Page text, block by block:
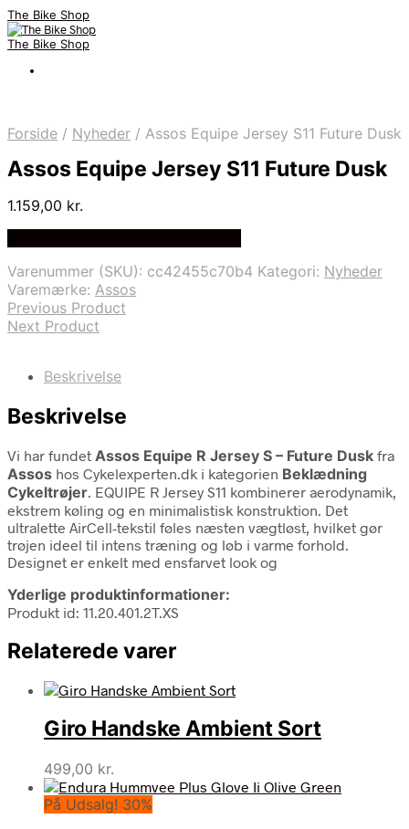
The Bike Shop
The Bike Shop
Forside / Nyheder / Assos Equipe Jersey S11 Future Dusk
Assos Equipe Jersey S11 Future Dusk
1.159,00 kr.
Varenummer (SKU): cc42455c70b4 Kategori: Nyheder
Varemærke: Assos
Previous Product
Next Product
Beskrivelse
Beskrivelse
Vi har fundet Assos Equipe R Jersey S – Future Dusk fra
Assos hos Cykelexperten.dk i kategorien Beklædning
Cykeltrøjer. EQUIPE R Jersey S11 kombinerer aerodynamik,
ekstrem køling og en minimalistisk konstruktion. Det
ultralette AirCell-tekstil føles næsten vægtløst, hvilket gør
trøjen ideel til intens træning og løb i varme forhold.
Designet er enkelt med ensfarvet look og
Yderlige produktinformationer:
Produkt id: 11.20.401.2T.XS
Relaterede varer
Giro Handske Ambient Sort
499,00 kr.
På Udsalg! 30%